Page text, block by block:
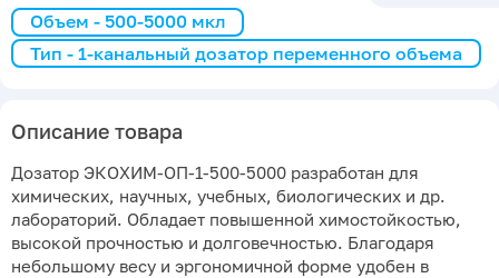
Объем - 500-5000 мкл
Тип - 1-канальный дозатор переменного объема
Описание товара
Дозатор ЭКОХИМ-ОП-1-500-5000 разработан для
химических, научных, учебных, биологических и др.
лабораторий. Обладает повышенной химостойкостью,
высокой прочностью и долговечностью. Благодаря
небольшому весу и эргономичной форме удобен в